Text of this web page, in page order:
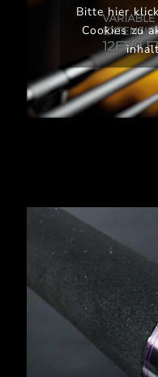
Bitte hier
Cookies zu